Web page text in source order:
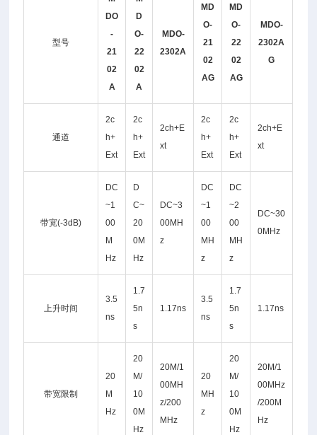
型号
DO
-
21
02
A
D
O-
22
02
A
MDO-
2302A
MD
O-
21
02
AG
MD
O-
22
02
AG
MDO-
2302A
G
通道
2c
h+
Ext
2c
h+
Ext
2ch+E
xt
2c
h+
Ext
2c
h+
Ext
2ch+E
xt
带宽(-3dB)
DC
~1
00
M
Hz
D
C~
20
0M
Hz
DC~3
00MH
z
DC
~1
00
MH
z
DC
~2
00
MH
z
DC~30
0MHz
上升时间
3.5
ns
1.7
5n
s
1.17ns
3.5
ns
1.7
5n
s
1.17ns
带宽限制
20
M
Hz
20
M/
10
0M
Hz
20M/1
00MH
z/200
MHz
20
MH
z
20
M/
10
0M
Hz
20M/1
00MHz
/200M
Hz